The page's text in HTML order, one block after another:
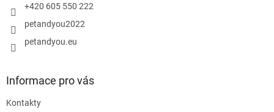
+420 605 550 222
petandyou2022
petandyou.eu
Informace pro vás
Kontakty